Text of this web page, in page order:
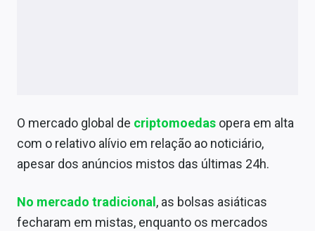
Tecnologia
Conteúdo de Marca
Expediente
O mercado global de criptomoedas opera em alta
com o relativo alívio em relação ao noticiário,
apesar dos anúncios mistos das últimas 24h.
No mercado tradicional , as bolsas asiáticas
fecharam em mistas, enquanto os mercados